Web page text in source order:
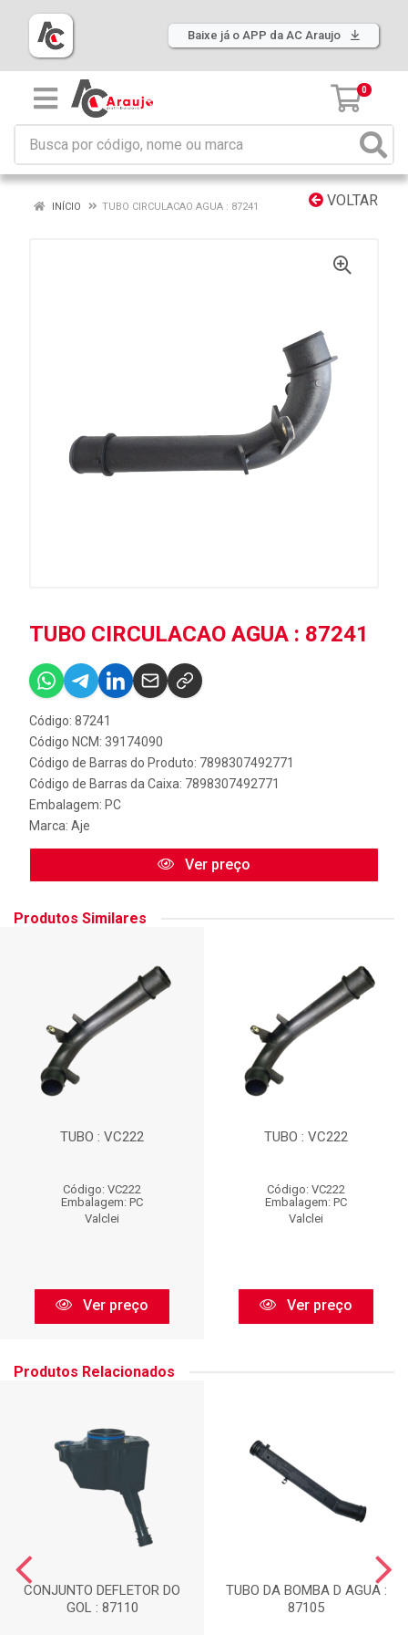
Baixe já o APP da AC Araujo
0
VOLTAR
INÍCIO TUBO CIRCULACAO AGUA : 87241
TUBO CIRCULACAO AGUA : 87241
Código: 87241
Código NCM: 39174090
Código de Barras do Produto: 7898307492771
Código de Barras da Caixa: 7898307492771
Embalagem: PC
Marca: Aje
Ver preço
Produtos Similares
TUBO : VC222
Código: VC222
Embalagem: PC
Valclei
Ver preço
TUBO : VC222
Código: VC222
Embalagem: PC
Valclei
Ver preço
Produtos Relacionados
CONJUNTO DEFLETOR DO
GOL : 87110
TUBO DA BOMBA D AGUA :
87105